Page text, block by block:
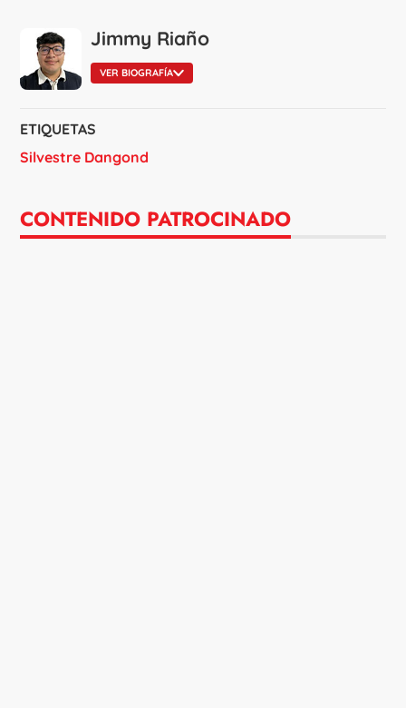
Jimmy Riaño
VER BIOGRAFÍA
ETIQUETAS
Silvestre Dangond
CONTENIDO PATROCINADO